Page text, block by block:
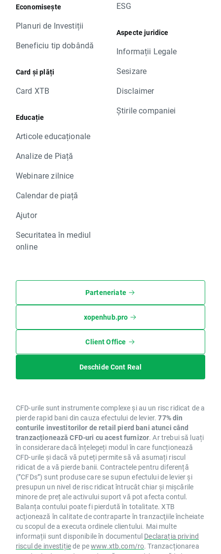
Economisește
Planuri de Investiții
Beneficiu tip dobândă
Card și plăți
Card XTB
Educație
Articole educaționale
Analize de Piață
Webinare zilnice
Calendar de piață
Ajutor
Securitatea în mediul
online
ESG
Aspecte juridice
Informații Legale
Sesizare
Disclaimer
Știrile companiei
Parteneriate
xopenhub.pro
Client Office
Deschide Cont Real
CFD-urile sunt instrumente complexe și au un risc ridicat de a
pierde rapid bani din cauza efectului de levier.77% din
conturile investitorilor de retail pierd bani atunci când
tranzacționează CFD-uri cu acest furnizor. Ar trebui să luați
în considerare dacă înțelegeți modul în care funcționează
CFD-urile și dacă vă puteți permite să vă asumați riscul
ridicat de a vă pierde banii. Contractele pentru diferență
(”CFDs”) sunt produse care se supun efectului de levier și
presupun un nivel de risc ridicat întrucât chiar și mișcările
minore de preț ale activului suport vă pot afecta contul.
Balanța contului poate fi pierdută în totalitate. XTB
acţionează în calitate de contraparte în tranzacţiile încheiate
cu scopul de a executa ordinele clientului. Mai multe
informații sunt disponibile în documentul Declarația privind
riscul de investițiede pewww.xtb.com/ro. Tranzacționarea